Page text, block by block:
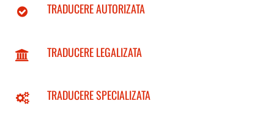
TRADUCERE AUTORIZATA
TRADUCERE LEGALIZATA
TRADUCERE SPECIALIZATA